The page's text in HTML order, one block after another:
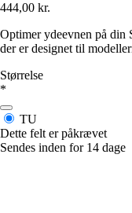
444,00 kr.
Optimer ydeevnen på din
der er designet til
Størrelse
*
TU
Dette felt er påkrævet
Sendes inden for 14 dage